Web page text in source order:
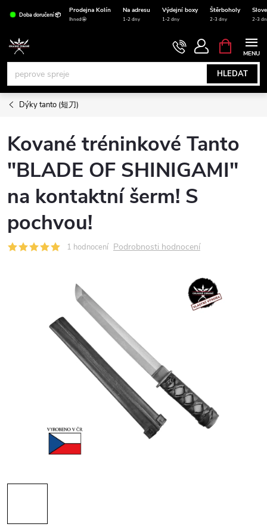
obsah
Doba doručení 📦
Prodejna Kolín Na adresu Výdejní boxy Štěrboholy
Ihned🤩 1-2 dny 1-2 dny 2-3 dny 2-3
HLEDAT
NÁKUPNÍ
KOŠÍK
Dýky tanto (短刀)
Kované tréninkové Tanto
"BLADE OF SHINIGAMI"
na kontaktní šerm! S
pochvou!
1 hodnocení Podrobnosti hodnocení